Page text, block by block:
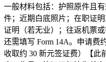
一般材料包括：护照原件且
件；近期白底照片；在职证
证明（若无业）；往返机票
还需填写 Form 14A。申请费
收取约 30 新元签证费）【此